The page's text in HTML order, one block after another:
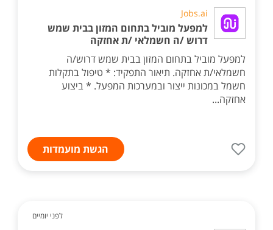
Jobs.ai
למפעל מוביל בתחום המזון בבית שמש
דרוש /ה חשמלאי /ת אחזקה
למפעל מוביל בתחום המזון בבית שמש דרוש/ה
חשמלאי/ת אחזקה. תיאור התפקיד: * טיפול בתקלות
חשמל במכונות ייצור ובמערכות המפעל. * ביצוע
אחזקה...
הגשת מועמדות
לפני יומיים